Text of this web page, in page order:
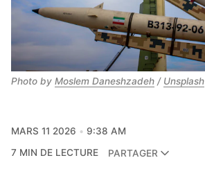
Photo by Moslem Daneshzadeh / Unsplash
MARS 11 2026
9:38 AM
7 MIN DE LECTURE
PARTAGER